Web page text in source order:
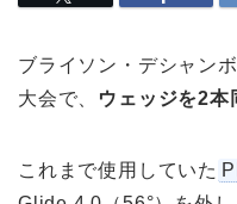
ブライソン・デシャン
大会で、
ウェッジを2本
これまで使用していた